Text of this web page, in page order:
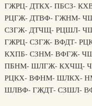
ГЖРЦ- ДТКХ- ПБСЗ-
РЦГЖ- ДТВФ- ГЖНМ-
СЗГЖ- ДТЧЩ- РЦШЛ-
ГЖРЦ- СЗГЖ- ВФДТ-
КХПБ- СЗНМ- ВФГЖ-
ПБНМ- ШЛГЖ- КХЧЩ-
РЦКХ- ВФНМ- ШЛКХ-
ШЛВФ- ГЖДТ- СЗШЛ-